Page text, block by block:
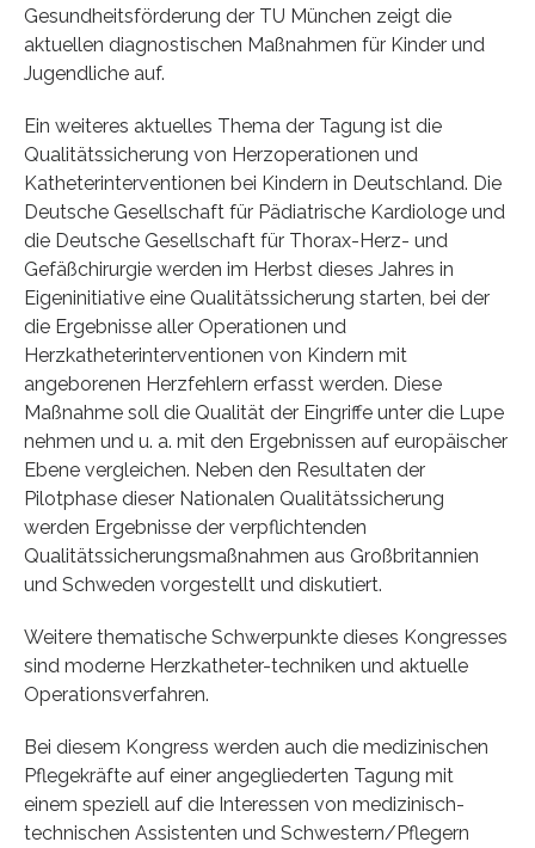
Gesundheitsförderung der TU München zeigt die
aktuellen diagnostischen Maßnahmen für Kinder und
Jugendliche auf.
Ein weiteres aktuelles Thema der Tagung ist die
Qualitätssicherung von Herzoperationen und
Katheterinterventionen bei Kindern in Deutschland. Die
Deutsche Gesellschaft für Pädiatrische Kardiologe und
die Deutsche Gesellschaft für Thorax-Herz- und
Gefäßchirurgie werden im Herbst dieses Jahres in
Eigeninitiative eine Qualitätssicherung starten, bei der
die Ergebnisse aller Operationen und
Herzkatheterinterventionen von Kindern mit
angeborenen Herzfehlern erfasst werden. Diese
Maßnahme soll die Qualität der Eingriffe unter die Lupe
nehmen und u. a. mit den Ergebnissen auf europäischer
Ebene vergleichen. Neben den Resultaten der
Pilotphase dieser Nationalen Qualitätssicherung
werden Ergebnisse der verpflichtenden
Qualitätssicherungsmaßnahmen aus Großbritannien
und Schweden vorgestellt und diskutiert.
Weitere thematische Schwerpunkte dieses Kongresses
sind moderne Herzkatheter-techniken und aktuelle
Operationsverfahren.
Bei diesem Kongress werden auch die medizinischen
Pflegekräfte auf einer angegliederten Tagung mit
einem speziell auf die Interessen von medizinisch-
technischen Assistenten und Schwestern/Pflegern